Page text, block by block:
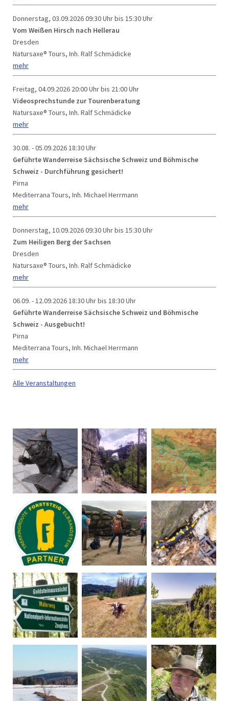
Donnerstag, 03.09.202609:30 Uhr bis 15:30 Uhr
Vom Weißen Hirsch nach Hellerau
Dresden
Natursaxe® Tours, Inh. Ralf Schmädicke
mehr
Freitag, 04.09.2026 20:00 Uhr bis 21:00 Uhr
Videosprechstunde zur Tourenberatung
Natursaxe® Tours, Inh. Ralf Schmädicke
mehr
30.08. - 05.09.202618:30 Uhr
Geführte Wanderreise Sächsische Schweiz und Böhmische
Schweiz - Durchführung gesichert!
Pirna
Mediterrana Tours, Inh. Michael Herrmann
mehr
Donnerstag, 10.09.202609:30 Uhr bis 15:30 Uhr
Zum Heiligen Berg der Sachsen
Dresden
Natursaxe® Tours, Inh. Ralf Schmädicke
mehr
06.09. - 12.09.202618:30 Uhr bis 18:30 Uhr
Geführte Wanderreise Sächsische Schweiz und Böhmische
Schweiz - Ausgebucht!
Pirna
Mediterrana Tours, Inh. Michael Herrmann
mehr
Alle Veranstaltungen